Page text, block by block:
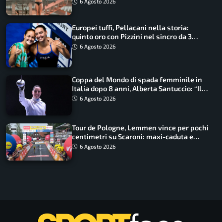
6 Agosto 2026
Europei tuffi, Pellacani nella storia:
quinto oro con Pizzini nel sincro da 3
metri
6 Agosto 2026
Coppa del Mondo di spada femminile in
Italia dopo 8 anni, Alberta Santuccio: “Il
lavoro dà sempre i suoi frutti”
6 Agosto 2026
Tour de Pologne, Lemmen vince per pochi
centimetri su Scaroni: maxi-caduta e
tappa accorciata
6 Agosto 2026